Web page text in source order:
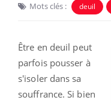
Mots clés : deuil
Être en deuil peut
parfois pousser à
s'isoler dans sa
souffrance. Si bien